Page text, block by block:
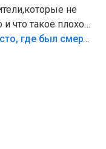
не
что такое плохо!
же
«Попал на пику»: СК показал место, где был смертельно травмирован ребенок в Тольятти